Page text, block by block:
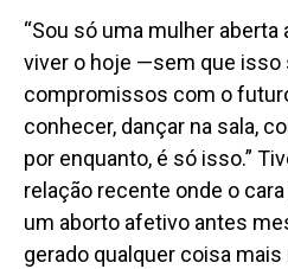
“Sou só uma mulher
viver o hoje —sem que isso
compromissos com o
conhecer, dançar na sala,
por enquanto, é só isso.”
relação recente onde o
um aborto afetivo antes
gerado qualquer coisa